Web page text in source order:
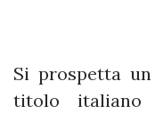
Si prospetta
titolo italiano